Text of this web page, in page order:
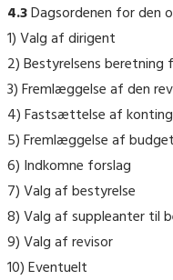
4.3Dagsordenen for den
1) Valg af dirigent
2) Bestyrelsens
3) Fremlæggelse af den
4) Fastsættelse af
5) Fremlæggelse af
6) Indkomne forslag
7) Valg af bestyrelse
8) Valg af suppleanter til
9) Valg af revisor
10) Eventuelt